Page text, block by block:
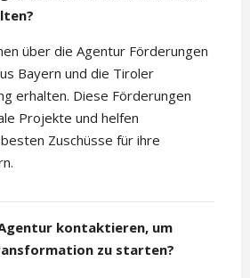
über die Agentur Förderungen
Bayern und die Tiroler
erhalten. Diese Förderungen
Projekte und helfen
Zuschüsse für ihre
kontaktieren, um
zu starten?